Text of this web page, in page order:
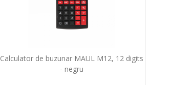
Calculator de buzunar MAUL M12, 12 digits
- negru